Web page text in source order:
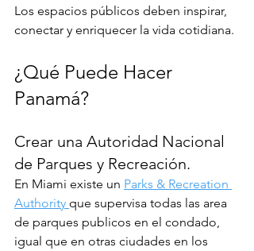
Los espacios públicos deben inspirar,
conectar y enriquecer la vida cotidiana.
¿Qué Puede Hacer
Panamá?
Crear una Autoridad Nacional
de Parques y Recreación.
En Miami existe un Parks & Recreation
Authority que supervisa todas las area
de parques publicos en el condado,
igual que en otras ciudades en los